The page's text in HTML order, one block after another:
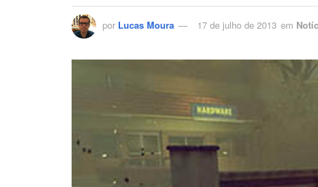
por Lucas Moura 17 de julho de 2013 em